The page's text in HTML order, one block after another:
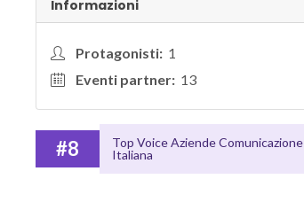
Informazioni
Protagonisti:1
Eventi partner:13
#8
Top Voice Aziende Comunicazione
Italiana